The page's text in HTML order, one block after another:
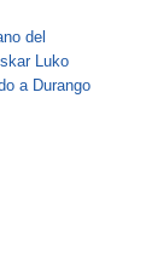
del
Luko
a Durango